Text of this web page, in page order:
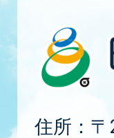
住所：